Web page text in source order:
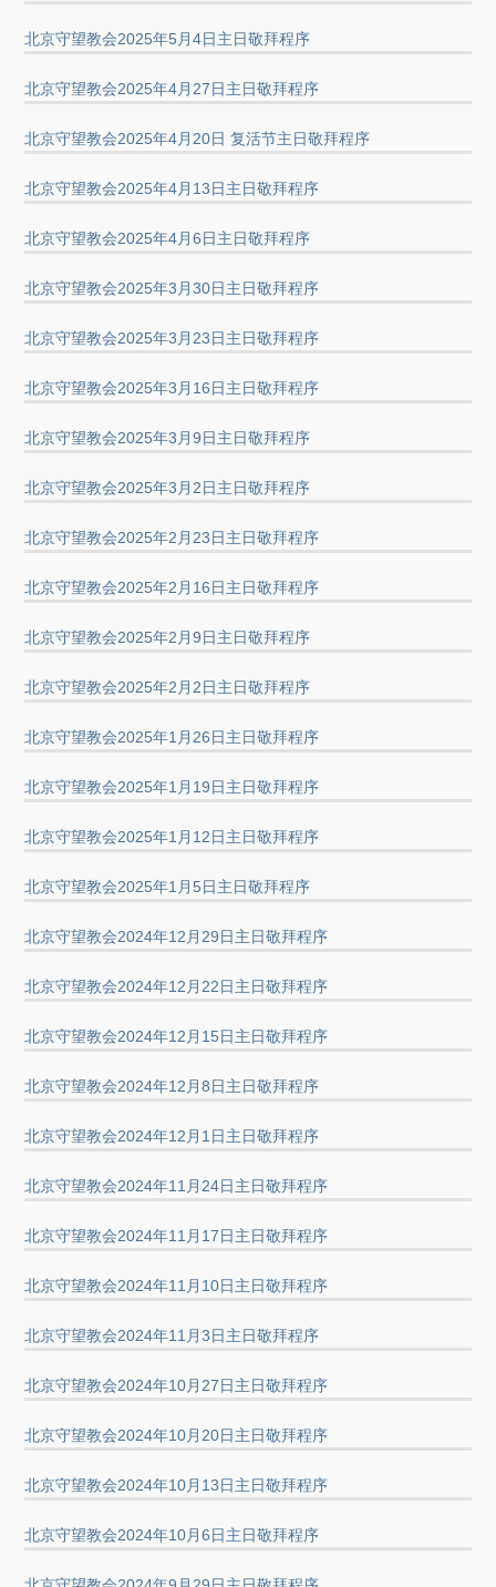
北京守望教会2025年5月4日主日敬拜程序
北京守望教会2025年4月27日主日敬拜程序
北京守望教会2025年4月20日 复活节主日敬拜程序
北京守望教会2025年4月13日主日敬拜程序
北京守望教会2025年4月6日主日敬拜程序
北京守望教会2025年3月30日主日敬拜程序
北京守望教会2025年3月23日主日敬拜程序
北京守望教会2025年3月16日主日敬拜程序
北京守望教会2025年3月9日主日敬拜程序
北京守望教会2025年3月2日主日敬拜程序
北京守望教会2025年2月23日主日敬拜程序
北京守望教会2025年2月16日主日敬拜程序
北京守望教会2025年2月9日主日敬拜程序
北京守望教会2025年2月2日主日敬拜程序
北京守望教会2025年1月26日主日敬拜程序
北京守望教会2025年1月19日主日敬拜程序
北京守望教会2025年1月12日主日敬拜程序
北京守望教会2025年1月5日主日敬拜程序
北京守望教会2024年12月29日主日敬拜程序
北京守望教会2024年12月22日主日敬拜程序
北京守望教会2024年12月15日主日敬拜程序
北京守望教会2024年12月8日主日敬拜程序
北京守望教会2024年12月1日主日敬拜程序
北京守望教会2024年11月24日主日敬拜程序
北京守望教会2024年11月17日主日敬拜程序
北京守望教会2024年11月10日主日敬拜程序
北京守望教会2024年11月3日主日敬拜程序
北京守望教会2024年10月27日主日敬拜程序
北京守望教会2024年10月20日主日敬拜程序
北京守望教会2024年10月13日主日敬拜程序
北京守望教会2024年10月6日主日敬拜程序